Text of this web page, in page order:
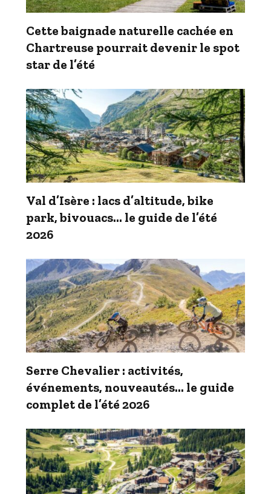
Cette baignade naturelle cachée en
Chartreuse pourrait devenir le spot
star de l’été
Val d’Isère : lacs d’altitude, bike
park, bivouacs… le guide de l’été
2026
Serre Chevalier : activités,
événements, nouveautés… le guide
complet de l’été 2026